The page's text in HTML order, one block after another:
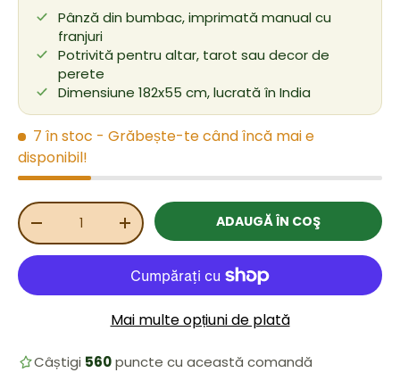
Pânză din bumbac, imprimată manual cu
franjuri
Potrivită pentru altar, tarot sau decor de
perete
Dimensiune 182x55 cm, lucrată în India
7 în stoc - Grăbește-te când încă mai e
disponibil!
Cant.
REDUCEȚI CANTITATEAMĂRIȚI CANTITATEAADAUGĂ ÎN COŞ
Mai multe opțiuni de plată
Câștigi 560puncte cu această comandă